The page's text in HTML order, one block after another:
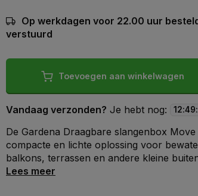
Op werkdagen voor 22.00 uur
verstuurd
Toevoegen aan winkelwagen
Vandaag verzonden? Je hebt nog: 12:49:
De Gardena Draagbare slangenbox Move
compacte en lichte oplossing voor
balkons, terrassen en andere kleine
Lees meer